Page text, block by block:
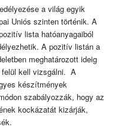
a világ egyik
Uniós szinten történik. A
lista hatóanyagaiból
A pozitív listán a
meghatározott ideig
felül kell vizsgálni. A
készítmények
szabályozzák, hogy az
kockázatát kizárják,